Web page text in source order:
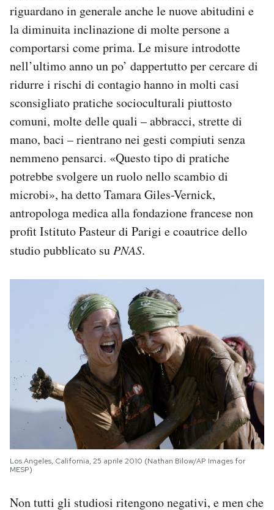
riguardano in generale anche le nuove abitudini e
la diminuita inclinazione di molte persone a
comportarsi come prima. Le misure introdotte
nell’ultimo anno un po’ dappertutto per cercare di
ridurre i rischi di contagio hanno in molti casi
sconsigliato pratiche socioculturali piuttosto
comuni, molte delle quali – abbracci, strette di
mano, baci – rientrano nei gesti compiuti senza
nemmeno pensarci. «Questo tipo di pratiche
potrebbe svolgere un ruolo nello scambio di
microbi», ha detto Tamara Giles-Vernick,
antropologa medica alla fondazione francese non
profit Istituto Pasteur di Parigi e coautrice dello
studio pubblicato suPNAS.
Los Angeles, California, 25 aprile 2010 (Nathan Bilow/AP Images for
MESP)
Non tutti gli studiosi ritengono negativi, e men che